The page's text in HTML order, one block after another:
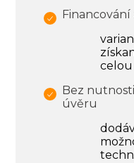
celou
Bez
úvěru